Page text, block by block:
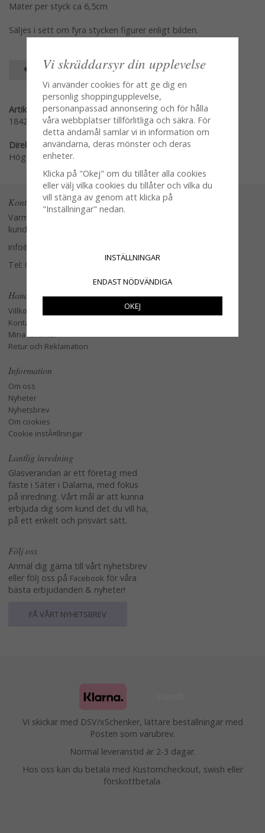
Mäter per styck ca 6,5cm
Säljes i sett om fyra stycken figurer enligt bilden.
SPARA SOM FAVORIT
Artikelnummer:
18423501
Direktlänk:
Högerklicka och kopiera adressen
Kontakta oss
Varmt välkommen att kontakta vår
kundtjänst.
info@glasverandan.se
Tel: 079-3495968
Handla
Villkor
Kontakta oss
Mina favoriter
Retur och Reklamation
Information
Om oss
Nyheter
Nyhetsbrev
Om cookies
Cookie instÃ¤llningar
Lantlig inredning
Glasverandan är ett företag med
fäste i Säter i Dalarna, med fokus
på inredning. Vårt mål är att kunna
erbjuda dig som kund det du vill ha,
på ett enkelt och prisvärt sätt.
Följ oss
Anmäl dig gärna till vårt nyhetsbrev
eller följ oss på Facebook för våra
bästa erbjudanden & nyheter!
FÅ VÅRT NYHETSBREV
Vi skickar med DSV/xSchenker, lättare beställningar med
Posten som varubrev.
Normal leveranstid är 2-3 dagar.
Hos oss kan du betala med Kustomcheckout, swish eller
förskottbetala.
Vi skräddarsyr din upplevelse
Vi använder cookies för att ge dig en
personlig shoppingupplevelse,
personanpassad annonsering och för hålla
våra webbplatser tillförlitliga och säkra. För
detta ändamål samlar vi in information om
användarna, deras mönster och deras
enheter.
Klicka på "Okej" om du tillåter alla cookies
eller välj vilka cookies du tillåter och vilka du
vill stänga av genom att klicka på
"Inställningar" nedan.
INSTÄLLNINGAR
ENDAST NÖDVÄNDIGA
OKEJ